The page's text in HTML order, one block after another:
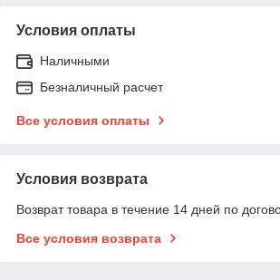
Условия оплаты
Наличными
Безналичный расчет
Все условия оплаты
Условия возврата
Возврат товара в течение 14 дней по
Все условия возврата